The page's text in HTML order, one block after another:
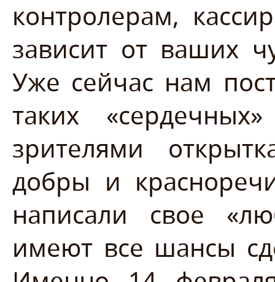
контролерам,
зависит от ваших
Уже сейчас нам
таких
зрителями
добры и
написали свое
имеют все шансы